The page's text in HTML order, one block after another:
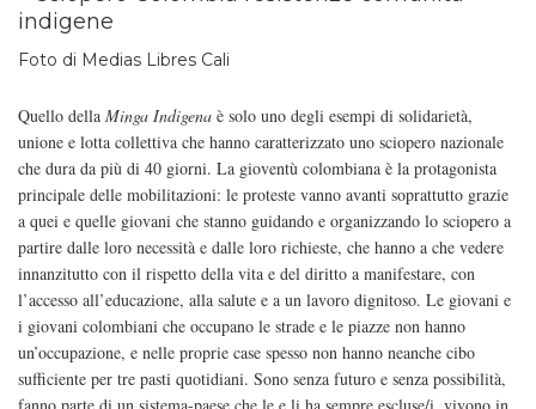
Foto di Medias Libres Cali
Quello della Minga Indigena è solo uno degli esempi di solidarietà,
unione e lotta collettiva che hanno caratterizzato uno sciopero nazionale
che dura da più di 40 giorni. La gioventù colombiana è la protagonista
principale delle mobilitazioni: le proteste vanno avanti soprattutto grazie
a quei e quelle giovani che stanno guidando e organizzando lo sciopero a
partire dalle loro necessità e dalle loro richieste, che hanno a che vedere
innanzitutto con il rispetto della vita e del diritto a manifestare, con
l’accesso all’educazione, alla salute e a un lavoro dignitoso. Le giovani e
i giovani colombiani che occupano le strade e le piazze non hanno
un’occupazione, e nelle proprie case spesso non hanno neanche cibo
sufficiente per tre pasti quotidiani. Sono senza futuro e senza possibilità,